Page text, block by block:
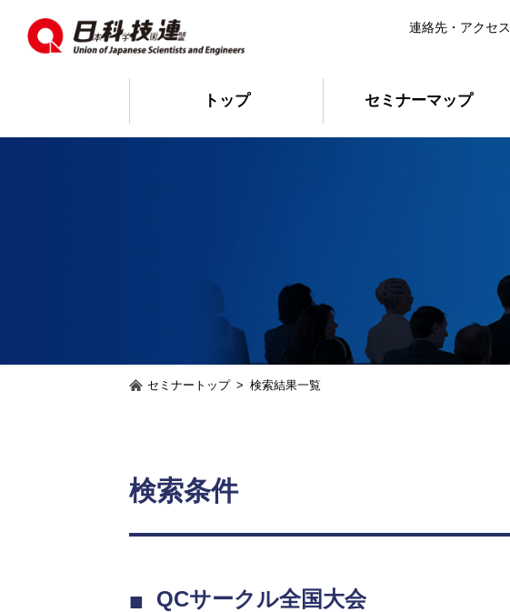
連絡先・アクセス
トップ セミナーマップ
セミナートップ > 検索結果一覧
検索条件
QCサークル全国大会